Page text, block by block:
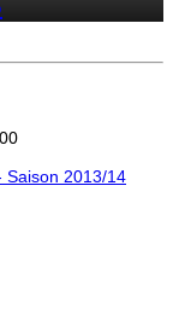
Saison 2013/14